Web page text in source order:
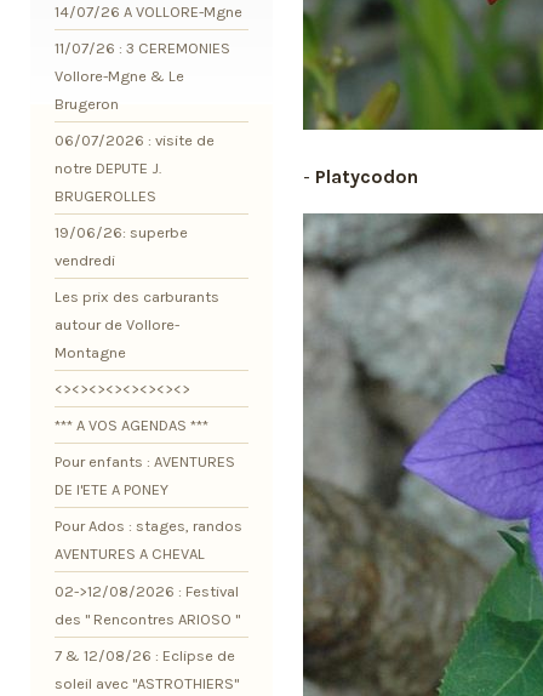
- Platycodon
14/07/26 A VOLLORE-Mgne
11/07/26 : 3 CEREMONIES
Vollore-Mgne & Le
Brugeron
06/07/2026 : visite de
notre DEPUTE J.
BRUGEROLLES
19/06/26: superbe
vendredi
Les prix des carburants
autour de Vollore-
Montagne
<><><><><><><><>
*** A VOS AGENDAS ***
Pour enfants : AVENTURES
DE l'ETE A PONEY
Pour Ados : stages, randos
AVENTURES A CHEVAL
02->12/08/2026 : Festival
des " Rencontres ARIOSO "
7 & 12/08/26 : Eclipse de
soleil avec "ASTROTHIERS"